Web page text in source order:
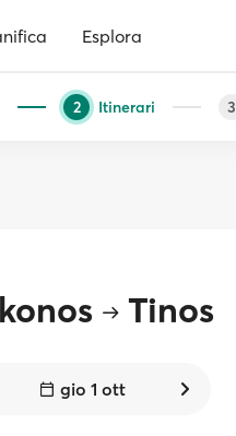
Esplora
2 Itinerari 3
Tinos
gio 1 ott